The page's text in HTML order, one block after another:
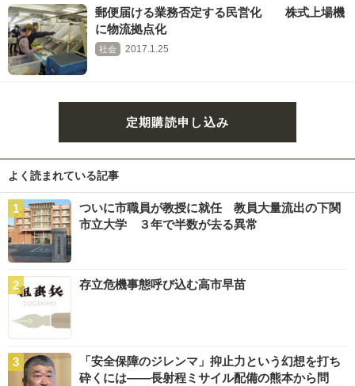
郵便届ける業務否定する民営化 株式上場機
に物流拠点化
社会 2017.1.25
定期購読申し込み
よく読まれている記事
ついに市職員が教授に就任 教員大量流出の下関
市立大学 ３年で半数が去る異常
存立危機事態呼び込む高市早苗
「安全保障のジレンマ」抑止力という幻想を打ち
砕くには――長射程ミサイル配備の熊本から問